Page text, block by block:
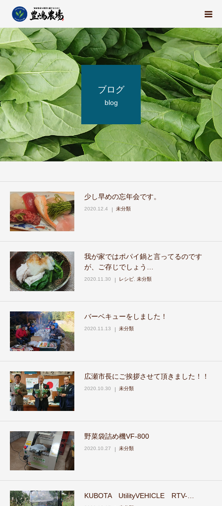
ブログ
blog
少し早めの忘年会です。
2020.12.4 未分類
我が家ではポパイ鍋と言ってるのです
が、ご存じでしょう…
2020.11.30 レシピ 未分類
バーベキューをしました！
2020.11.13 未分類
広瀬市長にご挨拶させて頂きました！！
2020.10.30 未分類
野菜袋詰め機VF-800
2020.10.27 未分類
KUBOTA UtilityVEHICLE RTV-…
豊嶋農場の想い
栽培中の野菜たち
地域の紹介
スタッフ紹介
求人情報
会社概要
ブログ
お問い合わせ